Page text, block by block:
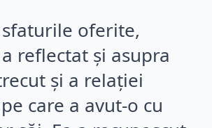
oferite,
reflectat și asupra
și a relației
care a avut-o cu